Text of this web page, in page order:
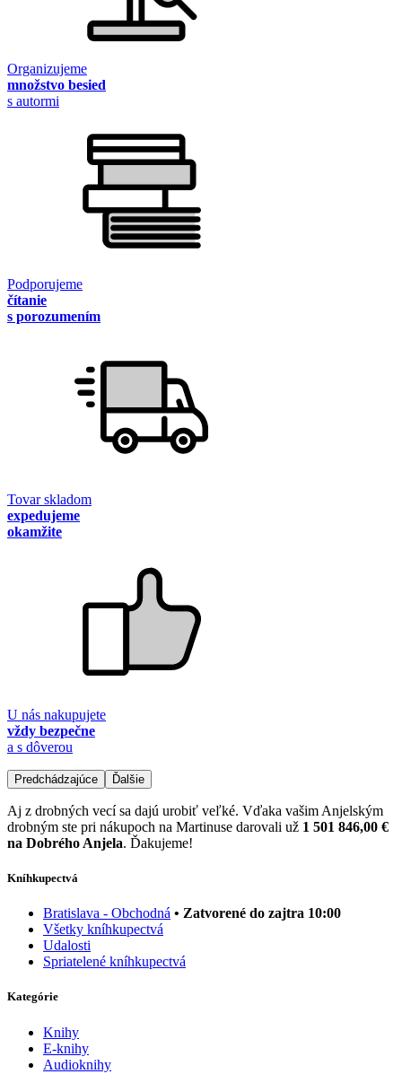
Organizujeme
množstvo besied
s autormi
Podporujeme
čítanie
s porozumením
Tovar skladom
expedujeme
okamžite
U nás nakupujete
vždy bezpečne
a s dôverou
Predchádzajúce Ďalšie
Aj z drobných vecí sa dajú urobiť veľké. Vďaka vašim Anjelským
drobným ste pri nákupoch na Martinuse darovali už 1 501 846,00 €
na Dobrého Anjela. Ďakujeme!
Kníhkupectvá
Bratislava - Obchodná • Zatvorené do zajtra 10:00
Všetky kníhkupectvá
Udalosti
Spriatelené kníhkupectvá
Kategórie
Knihy
E-knihy
Audioknihy